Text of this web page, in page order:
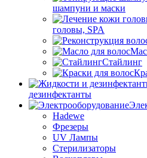
шампуни и маски
головы, SPA
Стайлинг
дезинфектанты
Hadewe
Фрезеры
UV Лампы
Стерилизаторы